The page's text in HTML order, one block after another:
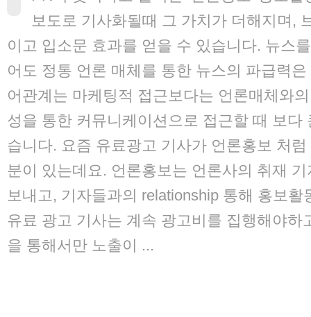
보도로 기사화될때 그 가치가 더해지며,
이고 입소문 효과를 얻을 수 있습니다. 뉴스
어도 정통 언론 매체를 통한 뉴스의 파급력
어관계는 마케팅적 접근보다는 언론매체와
성을 통한 커뮤니케이션으로 접근할 때 보다
습니다. 요즘 유료광고 기사가 언론홍보 처
분이 있는데요. 언론홍보는 언론사의 취재
보내고, 기자들과의 relationship 통해 홍보활
유료 광고 기사는 계속 광고비를 집행해야하
을 통해서만 노출이 ...